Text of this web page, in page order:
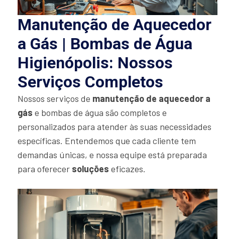
Manutenção de Aquecedor
a Gás | Bombas de Água
Higienópolis: Nossos
Serviços Completos
Nossos serviços de manutenção de aquecedor a
gás e bombas de água são completos e
personalizados para atender às suas necessidades
específicas. Entendemos que cada cliente tem
demandas únicas, e nossa equipe está preparada
para oferecer soluções eficazes.